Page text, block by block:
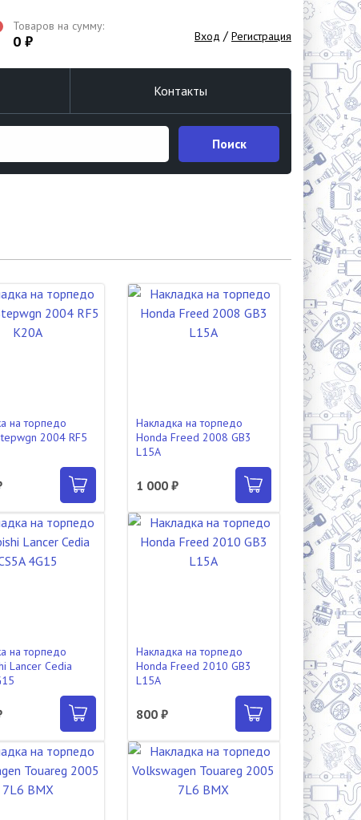
Товаров на сумму:
0 ₽ Вход / Регистрация
Контакты
Поиск
на торпедо
2004 RF5
Накладка на торпедо
Honda Freed 2008 GB3
L15A
1 000 ₽
на торпедо
Lancer Cedia
Накладка на торпедо
Honda Freed 2010 GB3
L15A
800 ₽